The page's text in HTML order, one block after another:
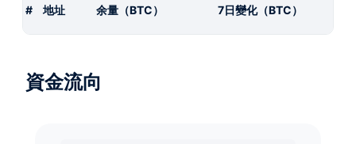
# 地址 余量（BTC） 7日變化（BTC）
資金流向